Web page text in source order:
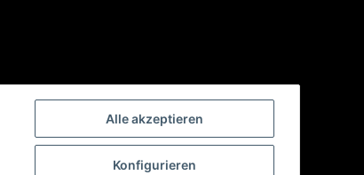
Alle akzeptieren
Konfigurieren